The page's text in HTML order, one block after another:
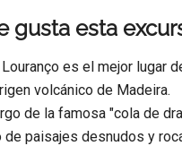
gusta esta
es el mejor lugar
volcánico de Madeira.
de la famosa "cola de
de paisajes desnudos y